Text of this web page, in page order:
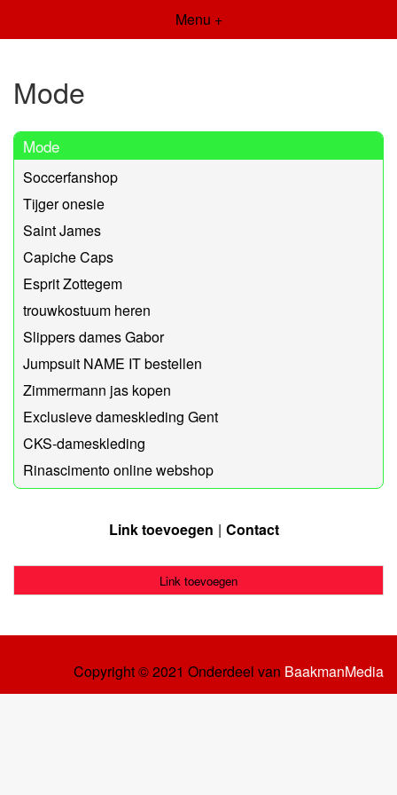
Menu +
Mode
Mode
Soccerfanshop
Tijger onesie
Saint James
Capiche Caps
Esprit Zottegem
trouwkostuum heren
Slippers dames Gabor
Jumpsuit NAME IT bestellen
Zimmermann jas kopen
Exclusieve dameskleding Gent
CKS-dameskleding
Rinascimento online webshop
Link toevoegen Contact
Link toevoegen
Copyright © 2021 Onderdeel van BaakmanMedia